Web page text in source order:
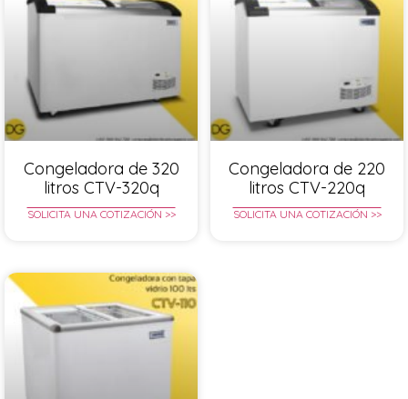
Congeladora de 320
litros CTV-320q
SOLICITA UNA COTIZACIÓN >>
Congeladora de 220
litros CTV-220q
SOLICITA UNA COTIZACIÓN >>